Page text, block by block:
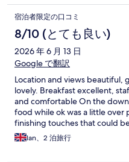
宿泊者限定の口コミ
8/10 (とても良い)
2026 年 6 月 13 日
Google で翻訳
Location and views beautiful,
lovely. Breakfast excellent,
and comfortable On the
food while ok was a little over
finishing touches that could
needed fixing properly, hooks
of toiletries, wall light on
Ian、2 泊旅行